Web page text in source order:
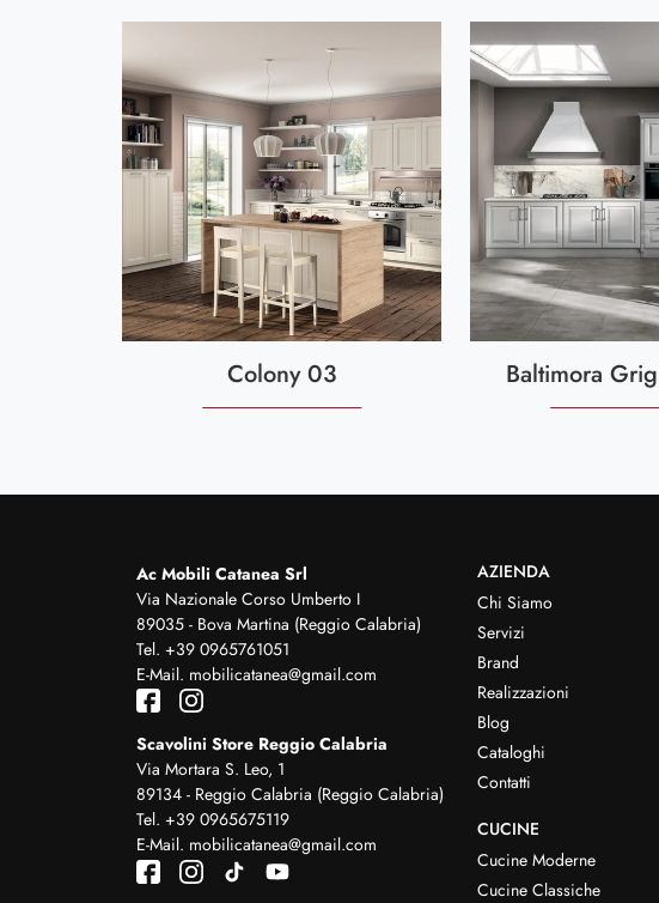
Colony 03 Baltimora
Ac Mobili Catanea Srl
Via Nazionale Corso Umberto I
89035 - Bova Martina (Reggio Calabria)
Tel. +39 0965761051
E-Mail. mobilicatanea@gmail.com
Scavolini Store Reggio Calabria
Via Mortara S. Leo, 1
89134 - Reggio Calabria (Reggio Calabria)
Tel. +39 0965675119
E-Mail. mobilicatanea@gmail.com
AZIENDA
Chi Siamo
Servizi
Brand
Realizzazioni
Blog
Cataloghi
Contatti
CUCINE
Cucine Moderne
Cucine Classiche